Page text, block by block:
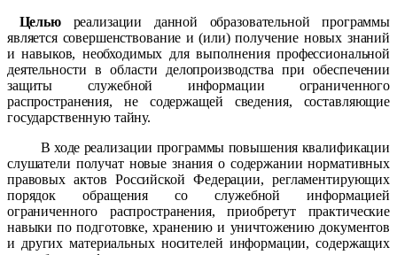
Целью реализации данной образовательной программы
является совершенствование и (или) получение новых знаний
и навыков, необходимых для выполнения профессиональной
деятельности в области делопроизводства при обеспечении
защиты служебной информации ограниченного
распространения, не содержащей сведения, составляющие
государственную тайну.
В ходе реализации программы повышения квалификации
слушатели получат новые знания о содержании нормативных
правовых актов Российской Федерации, регламентирующих
порядок обращения со служебной информацией
ограниченного распространения, приобретут практические
навыки по подготовке, хранению и уничтожению документов
и других материальных носителей информации, содержащих